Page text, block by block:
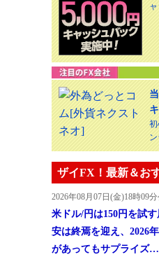
ザイFX！最新＆お
2026年08月07日(金)18時09
米ドル/円は150円を試
安は終焉を迎え、2026
があってもサプライズ…